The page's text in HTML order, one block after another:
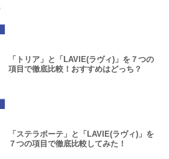
「トリア」と「LAVIE(ラヴィ)」を７つの
項目で徹底比較！おすすめはどっち？
「ステラボーテ」と「LAVIE(ラヴィ)」を
７つの項目で徹底比較してみた！